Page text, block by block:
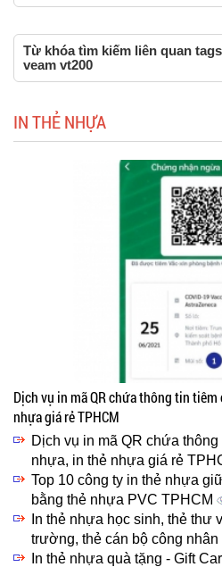
Từ khóa tìm kiếm liên quan
veam vt200
IN THẺ NHỰA
Dịch vụ in mã QR chứa thông tin
nhựa giá rẻ TPHCM
Dịch vụ in mã QR chứa
nhựa, in thẻ nhựa giá rẻ
Top 10 công ty in thẻ nhựa
bằng thẻ nhựa PVC TPHCM
In thẻ nhựa học sinh, thẻ thư
trường, thẻ cán bộ công nhân
In thẻ nhựa quà tặng - Gift